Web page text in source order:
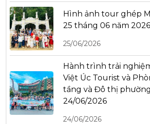
Hình ảnh tour ghép
25 tháng 06 năm 2026
25/06/2026
Hành trình trải
Việt Úc Tourist và
tầng và Đô thị
24/06/2026
24/06/2026